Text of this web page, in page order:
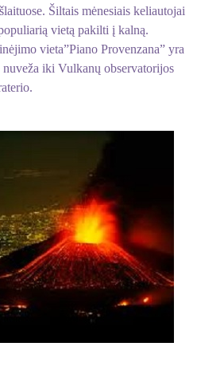
Šiltais mėnesiais keliautojai
vietą pakilti į kalną.
vieta”Piano Provenzana” yra
iki Vulkanų observatorijos